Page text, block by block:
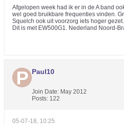
Afgelopen week had ik er in de A band
wel goed bruikbare frequenties vinden.
Squelch ook uit voorzorg iets hoger gezet.
Dit is met EW500G1. Nederland Noord-
Paul10
Join Date: May 2012
Posts: 122
05-07-18, 10:25